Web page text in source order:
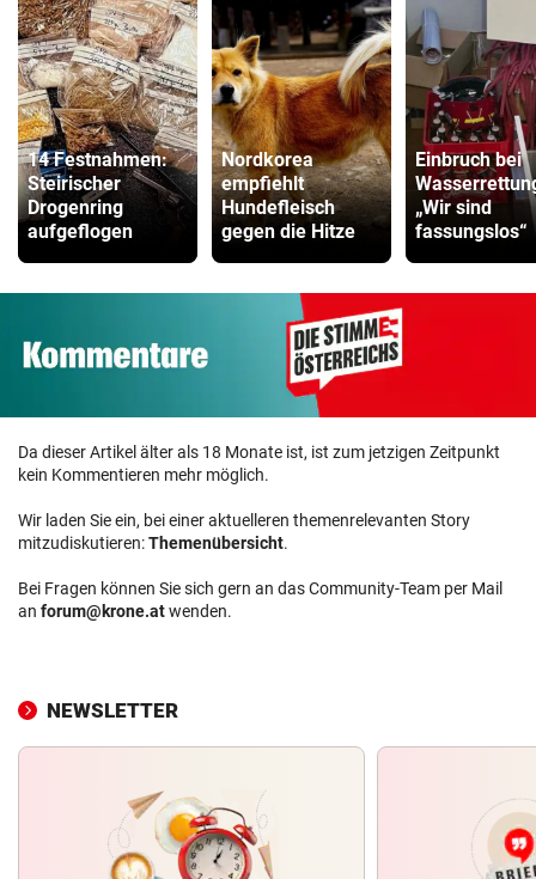
14 Festnahmen:
Steirischer
Drogenring
aufgeflogen
Nordkorea
empfiehlt
Hundefleisch
gegen die Hitze
Einbruch bei
„Wir sind
fassungslos“
Da dieser Artikel älter als 18 Monate ist, ist zum jetzigen Zeitpunkt
kein Kommentieren mehr möglich.
Wir laden Sie ein, bei einer aktuelleren themenrelevanten Story
mitzudiskutieren:Themenübersicht.
Bei Fragen können Sie sich gern an das Community-Team per Mail
an forum@krone.atwenden.
NEWSLETTER